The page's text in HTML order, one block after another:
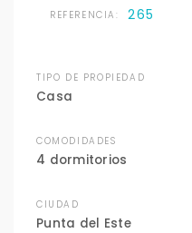
REFERENCIA: 265
TIPO DE PROPIEDAD
Casa
COMODIDADES
4 dormitorios
CIUDAD
Punta del Este